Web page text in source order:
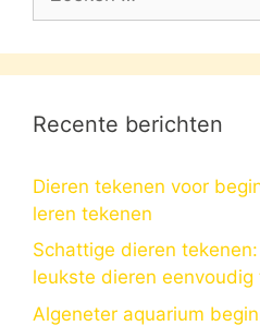
naar:
Recente berichten
Dieren tekenen voor
leren tekenen
Schattige dieren
leukste dieren eenvoudig
Algeneter aquarium